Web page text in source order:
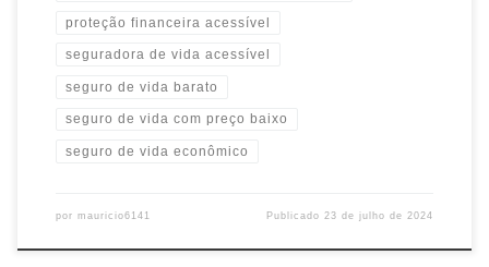
proteção financeira acessível
seguradora de vida acessível
seguro de vida barato
seguro de vida com preço baixo
seguro de vida econômico
por mauricio6141 Publicado 23 de julho de 2024